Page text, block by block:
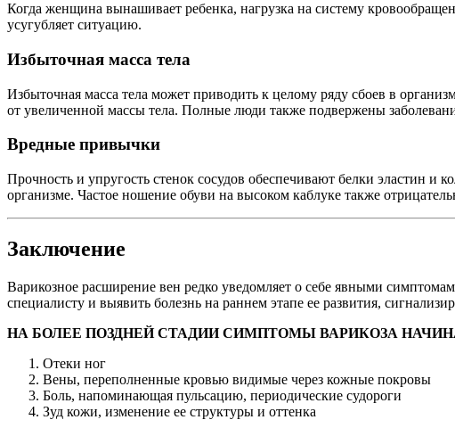
Когда женщина вынашивает ребенка, нагрузка на систему
усугубляет ситуацию.
Избыточная масса тела
Избыточная масса тела может приводить к целому ряду сбоев в
от увеличенной массы тела. Полные люди также подвержены
Вредные привычки
Прочность и упругость стенок сосудов обеспечивают белки эластин и
организме. Частое ношение обуви на высоком каблуке также
Заключение
Варикозное расширение вен редко уведомляет о себе явными
специалисту и выявить болезнь на раннем этапе ее развития,
НА БОЛЕЕ ПОЗДНЕЙ СТАДИИ СИМПТОМЫ ВАРИКОЗА
Отеки ног
Вены, переполненные кровью видимые через кожные покровы
Боль, напоминающая пульсацию, периодические судороги
Зуд кожи, изменение ее структуры и оттенка